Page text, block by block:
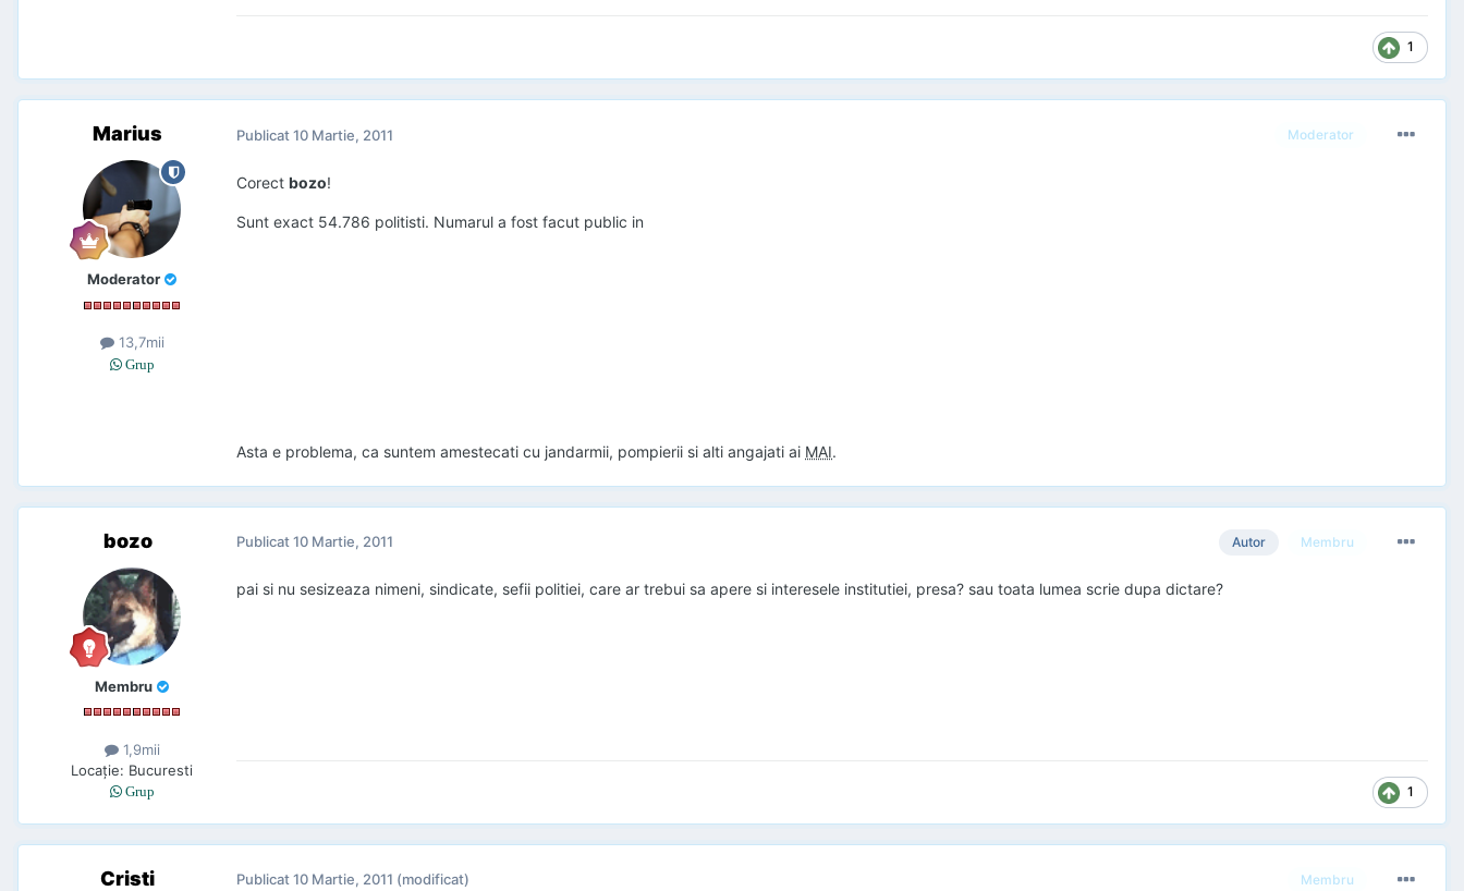
1
Marius
Moderator
13,7mii
Grup
Moderator
Publicat10 Martie, 2011
Corect bozo!
Sunt exact 54.786 politisti. Numarul a fost facut public in
Asta e problema, ca suntem amestecati cu jandarmii, pompierii si alti angajati ai MAI.
bozo
Membru
1,9mii
Locaţie: Bucuresti
Grup
Autor Membru
Publicat10 Martie, 2011
pai si nu sesizeaza nimeni, sindicate, sefii politiei, care ar trebui sa apere si interesele institutiei, presa? sau toata lumea scrie dupa dictare?
1
Cristi Membru
Publicat10 Martie, 2011 (modificat)